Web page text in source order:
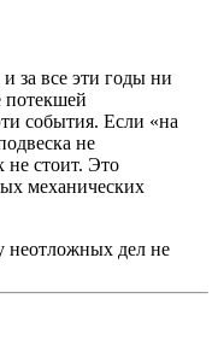
за все эти годы ни
потекшей
события. Если «на
не
не стоит. Это
механических
неотложных дел не